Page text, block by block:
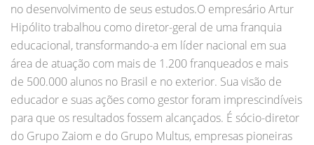
no desenvolvimento de seus estudos.O empresário Artur
Hipólito trabalhou como diretor-geral de uma franquia
educacional, transformando-a em líder nacional em sua
área de atuação com mais de 1.200 franqueados e mais
de 500.000 alunos no Brasil e no exterior. Sua visão de
educador e suas ações como gestor foram imprescindíveis
para que os resultados fossem alcançados. É sócio-diretor
do Grupo Zaiom e do Grupo Multus, empresas pioneiras